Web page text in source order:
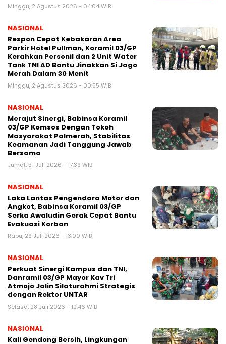
Minggu, 2 Agustus 2026 - 04:04 WIB
NASIONAL
Respon Cepat Kebakaran Area
Parkir Hotel Pullman, Koramil 03/GP
Kerahkan Personil dan 2 Unit Water
Tank TNI AD Bantu Jinakkan Si Jago
Merah Dalam 30 Menit
Minggu, 2 Agustus 2026 - 00:55 WIB
NASIONAL
Merajut Sinergi, Babinsa Koramil
03/GP Komsos Dengan Tokoh
Masyarakat Palmerah, Stabilitas
Keamanan Jadi Tanggung Jawab
Bersama
Jumat, 31 Juli 2026 - 17:39 WIB
NASIONAL
Laka Lantas Pengendara Motor dan
Angkot, Babinsa Koramil 03/GP
Serka Awaludin Gerak Cepat Bantu
Evakuasi Korban
Rabu, 29 Juli 2026 - 13:00 WIB
NASIONAL
Perkuat Sinergi Kampus dan TNI,
Danramil 03/GP Mayor Kav Tri
Atmojo Jalin Silaturahmi Strategis
dengan Rektor UNTAR
Selasa, 28 Juli 2026 - 12:46 WIB
NASIONAL
Kali Gendong Bersih, Lingkungan